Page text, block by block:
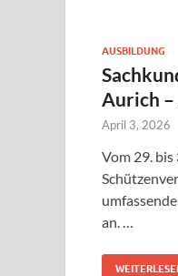
AUSBILDUNG
Aurich –
April 3, 2026
Vom 29.
an. …